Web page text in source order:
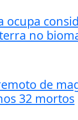
ocupa
no
de
32 mortos